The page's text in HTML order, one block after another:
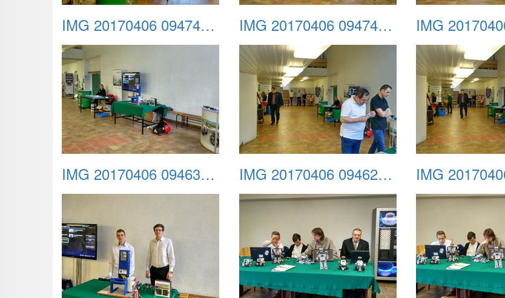
IMG 20170406 094749 HDR IMG 20170406 094742 HDR
IMG 20170406 094639 HDR IMG 20170406 094629 HDR